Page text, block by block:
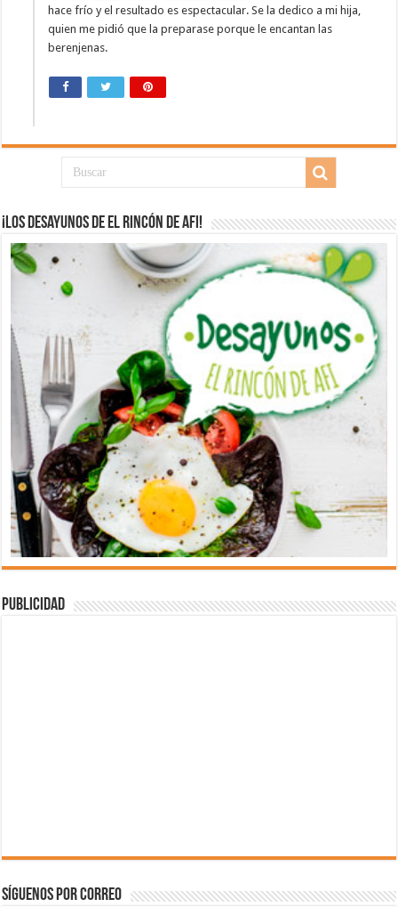
hace frío y el resultado es espectacular. Se la dedico a mi hija,
quien me pidió que la preparase porque le encantan las
berenjenas.
¡Los desayunos de El Rincón de Afi!
Publicidad
Síguenos por correo